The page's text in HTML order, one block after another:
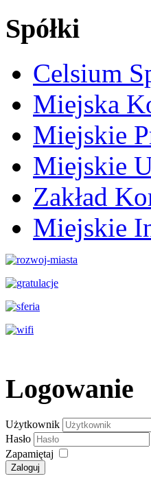
Spółki
Celsium
Miejska
Miejskie
Miejskie
Zakład
Miejskie
Logowanie
Użytkownik
Hasło
Zapamiętaj
Zaloguj